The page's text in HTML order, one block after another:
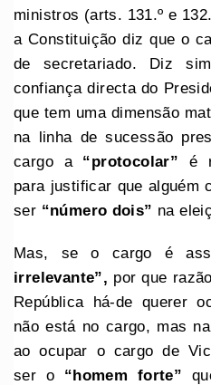
ministros (arts. 131.º e
a Constituição diz que o
de secretariado. Diz
confiança directa do
que tem uma dimensão
na linha de sucessão
cargo a “protocolar” é
para justificar que alguém
ser “número dois” na
Mas, se o cargo é
irrelevante”, por que
República há-de querer
não está no cargo, mas
ao ocupar o cargo de
ser o “homem forte”